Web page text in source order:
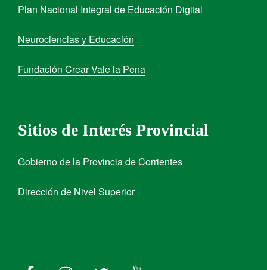
Plan Nacional Integral de Educación Digital
Neurociencias y Educación
Fundación Crear Vale la Pena
Sitios de Interés Provincial
Gobierno de la Provincia de Corrientes
Dirección de Nivel Superior